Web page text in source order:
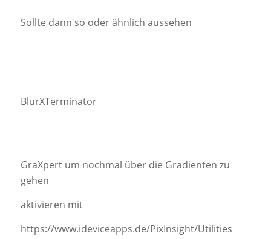
Sollte dann so oder ähnlich aussehen
BlurXTerminator
GraXpert um nochmal über die Gradienten zu
gehen
aktivieren mit
https://www.ideviceapps.de/PixInsight/Utilities